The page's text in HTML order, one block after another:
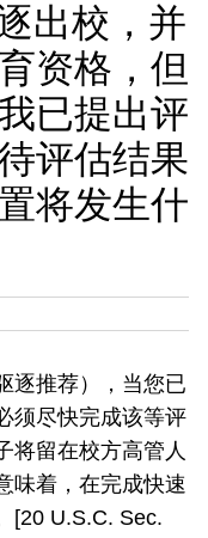
出校，并
资格，但
已提出评
评估结果
将发生什
逐推荐），当您已
须尽快完成该等评
将留在校方高管人
味着，在完成快速
[20 U.S.C. Sec.